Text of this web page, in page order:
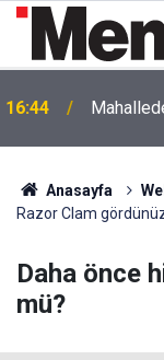
16:44
Anasayfa
Razor Clam
Daha önce
mü?